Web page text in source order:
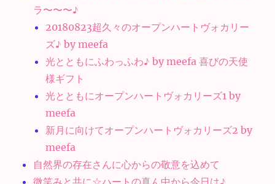
ラ〜〜〜♪
20180823超久々のオープンハートヴォカリー
ズ♪ by meefa
光とともにふわっふわ♪ by meefa 喜びの天使
様ギフト
光とともにオープンハートヴォカリーズ1 by
meefa
新月に向けてオープンハートヴォカリーズ2 by
meefa
自然界の存在さんに心からの敬意を込めて